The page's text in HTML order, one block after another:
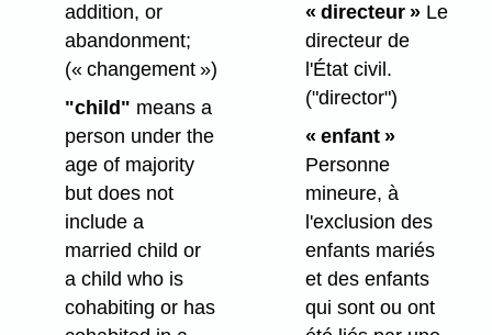
addition, or
abandonment;
(« changement »)
"child" means a
person under the
age of majority
but does not
include a
married child or
a child who is
cohabiting or has
« directeur »Le
directeur de
l'État civil.
("director")
« enfant »
Personne
mineure, à
l'exclusion des
enfants mariés
et des enfants
qui sont ou ont